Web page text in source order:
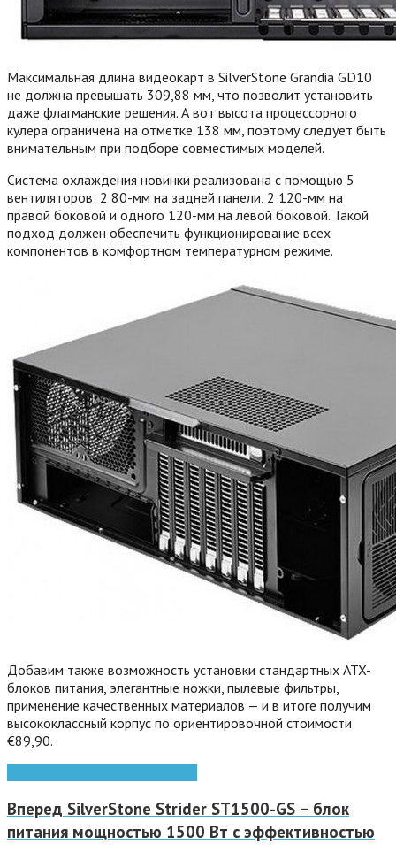
Максимальная длина видеокарт в SilverStone Grandia GD10
не должна превышать 309,88 мм, что позволит установить
даже флагманские решения. А вот высота процессорного
кулера ограничена на отметке 138 мм, поэтому следует быть
внимательным при подборе совместимых моделей.
Система охлаждения новинки реализована с помощью 5
вентиляторов: 2 80-мм на задней панели, 2 120-мм на
правой боковой и одного 120-мм на левой боковой. Такой
подход должен обеспечить функционирование всех
компонентов в комфортном температурном режиме.
Добавим также возможность установки стандартных ATX-
блоков питания, элегантные ножки, пылевые фильтры,
применение качественных материалов — и в итоге получим
высококлассный корпус по ориентировочной стоимости
€89,90.
Вперед SilverStone Strider ST1500-GS – блок
питания мощностью 1500 Вт с эффективностью